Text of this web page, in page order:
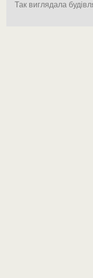
Так виглядала